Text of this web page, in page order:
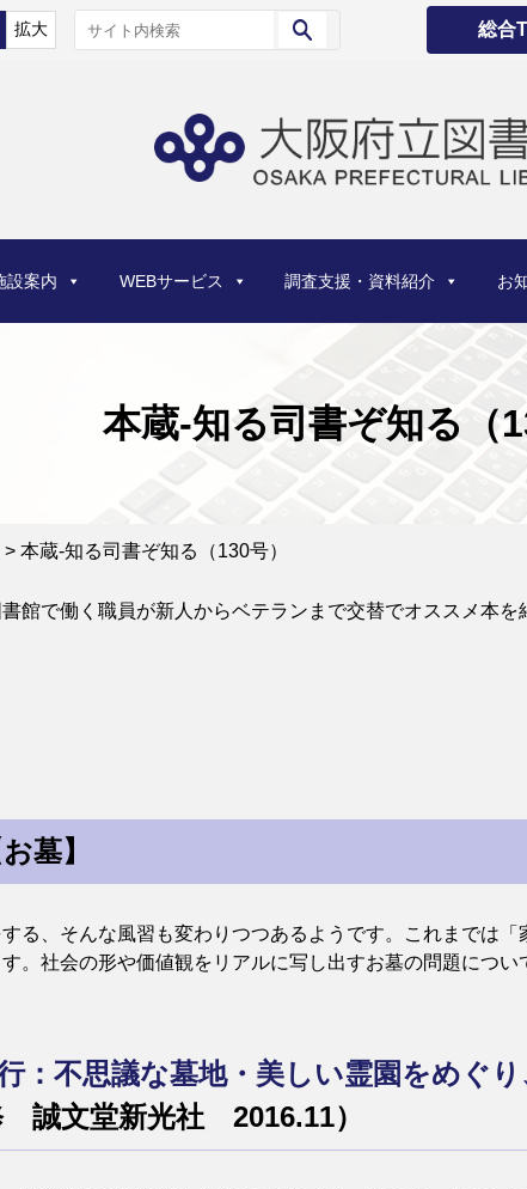
設案内 WEBサービス 調査支援・資料紹介 お
総合
本蔵-知る司書ぞ知る（
> 本蔵-知る司書ぞ知る（130号）
館で働く職員が新人からベテランまで交替でオススメ本
墓】
る、そんな風習も変わりつつあるようです。これまでは
。社会の形や価値観をリアルに写し出すお墓の問題につ
：不思議な墓地・美しい霊園をめぐ
誠文堂新光社 2016.11）